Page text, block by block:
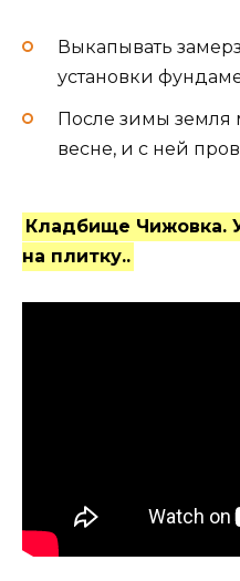
Выкапывать
установки
После зимы земля
весне, и с ней
Кладбище Чижовка.
на плитку..